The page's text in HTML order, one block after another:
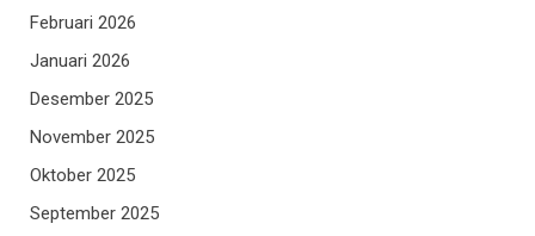
Februari 2026
Januari 2026
Desember 2025
November 2025
Oktober 2025
September 2025